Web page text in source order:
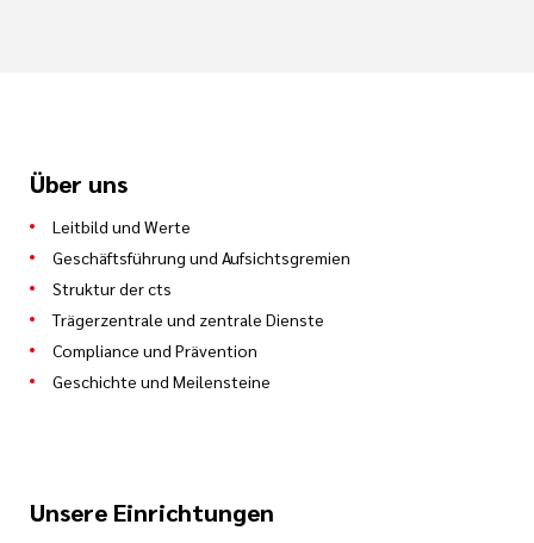
Hilfestellung für Patienten beim An- und
Entkleiden
Lagerhaltung, das Be- und Entsorgen von
Verbrauchsgütern sowie die Reinigung und
Wartung der für die Therapie notwendigen
Einrichtungsgegenstände bzw. Geräte
Instandhaltungsmaßnahmen
Über uns
Leitbild und Werte
Geschäftsführung und Aufsichtsgremien
Struktur der cts
Trägerzentrale und zentrale Dienste
Compliance und Prävention
Geschichte und Meilensteine
Unsere Einrichtungen